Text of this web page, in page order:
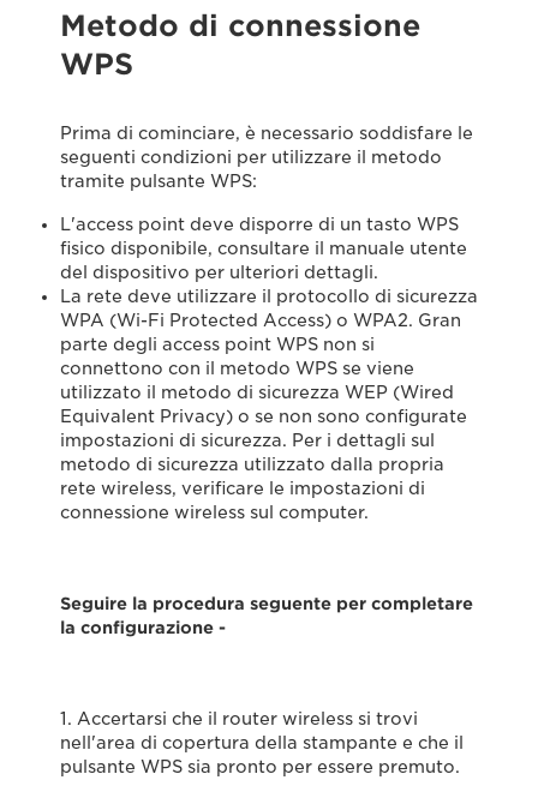
Metodo di connessione
WPS
Prima di cominciare, è necessario soddisfare le
seguenti condizioni per utilizzare il metodo
tramite pulsante WPS:
L'access point deve disporre di un tasto WPS
fisico disponibile, consultare il manuale utente
del dispositivo per ulteriori dettagli.
La rete deve utilizzare il protocollo di sicurezza
WPA (Wi-Fi Protected Access) o WPA2. Gran
parte degli access point WPS non si
connettono con il metodo WPS se viene
utilizzato il metodo di sicurezza WEP (Wired
Equivalent Privacy) o se non sono configurate
impostazioni di sicurezza. Per i dettagli sul
metodo di sicurezza utilizzato dalla propria
rete wireless, verificare le impostazioni di
connessione wireless sul computer.
Seguire la procedura seguente per completare
la configurazione -
1. Accertarsi che il router wireless si trovi
nell'area di copertura della stampante e che il
pulsante WPS sia pronto per essere premuto.